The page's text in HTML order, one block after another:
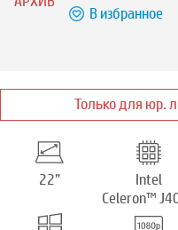
В избранное
Только для юр.
22”
Intel
Celeron™